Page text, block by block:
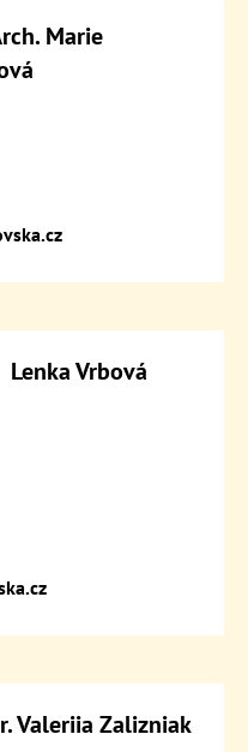
Marie
Lenka Vrbová
Valeriia Zalizniak